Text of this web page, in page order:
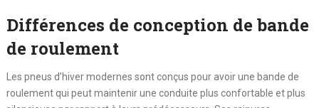
Différences de conception de bande
de roulement
Les pneus d’hiver modernes sont conçus pour avoir une bande de
roulement qui peut maintenir une conduite plus confortable et plus